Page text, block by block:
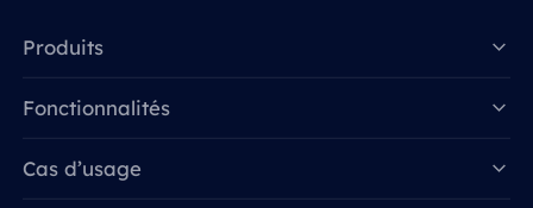
Produits
Fonctionnalités
Cas d’usage